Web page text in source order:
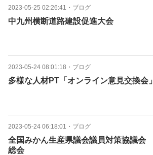
2023-05-25 02:26:41 ・ ブログ
中九州横断道路建設促進大会
2023-05-24 08:01:18 ・ ブログ
多様な人材PT「オンライン意見交換会」
2023-05-24 06:18:01 ・ ブログ
全国みかん生産県議会議員対策協議会
総会